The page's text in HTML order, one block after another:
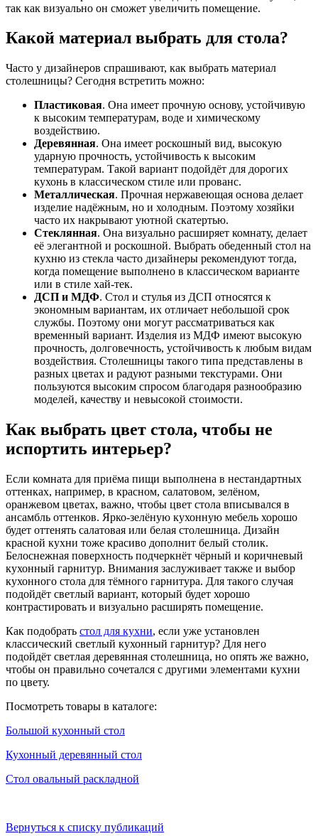
так как визуально он сможет увеличить помещение.
Какой материал выбрать для стола?
Часто у дизайнеров спрашивают, как выбрать материал
столешницы? Сегодня встретить можно:
Пластиковая. Она имеет прочную основу, устойчивую
к высоким температурам, воде и химическому
воздействию.
Деревянная. Она имеет роскошный вид, высокую
ударную прочность, устойчивость к высоким
температурам. Такой вариант подойдёт для дорогих
кухонь в классическом стиле или прованс.
Металлическая. Прочная нержавеющая основа делает
изделие надёжным, но и холодным. Поэтому хозяйки
часто их накрывают уютной скатертью.
Стеклянная. Она визуально расширяет комнату, делает
её элегантной и роскошной. Выбрать обеденный стол на
кухню из стекла часто дизайнеры рекомендуют тогда,
когда помещение выполнено в классическом варианте
или в стиле хай-тек.
ДСП и МДФ. Стол и стулья из ДСП относятся к
экономным вариантам, их отличает небольшой срок
службы. Поэтому они могут рассматриваться как
временный вариант. Изделия из МДФ имеют высокую
прочность, долговечность, устойчивость к любым видам
воздействия. Столешницы такого типа представлены в
разных цветах и радуют разными текстурами. Они
пользуются высоким спросом благодаря разнообразию
моделей, качеству и невысокой стоимости.
Как выбрать цвет стола, чтобы не
испортить интерьер?
Если комната для приёма пищи выполнена в нестандартных
оттенках, например, в красном, салатовом, зелёном,
оранжевом цветах, важно, чтобы цвет стола вписывался в
ансамбль оттенков. Ярко-зелёную кухонную мебель хорошо
будет оттенять салатовая или белая столешница. Дизайн
красной кухни тоже красиво дополнит белый столик.
Белоснежная поверхность подчеркнёт чёрный и коричневый
кухонный гарнитур. Внимания заслуживает также и выбор
кухонного стола для тёмного гарнитура. Для такого случая
подойдёт светлый вариант, который будет хорошо
контрастировать и визуально расширять помещение.
Как подобрать стол для кухни, если уже установлен
классический светлый кухонный гарнитур? Для него
подойдёт светлая деревянная столешница, но опять же важно,
чтобы он правильно сочетался с другими элементами кухни
по цвету.
Посмотреть товары в каталоге:
Большой кухонный стол
Кухонный деревянный стол
Стол овальный раскладной
Вернуться к списку публикаций